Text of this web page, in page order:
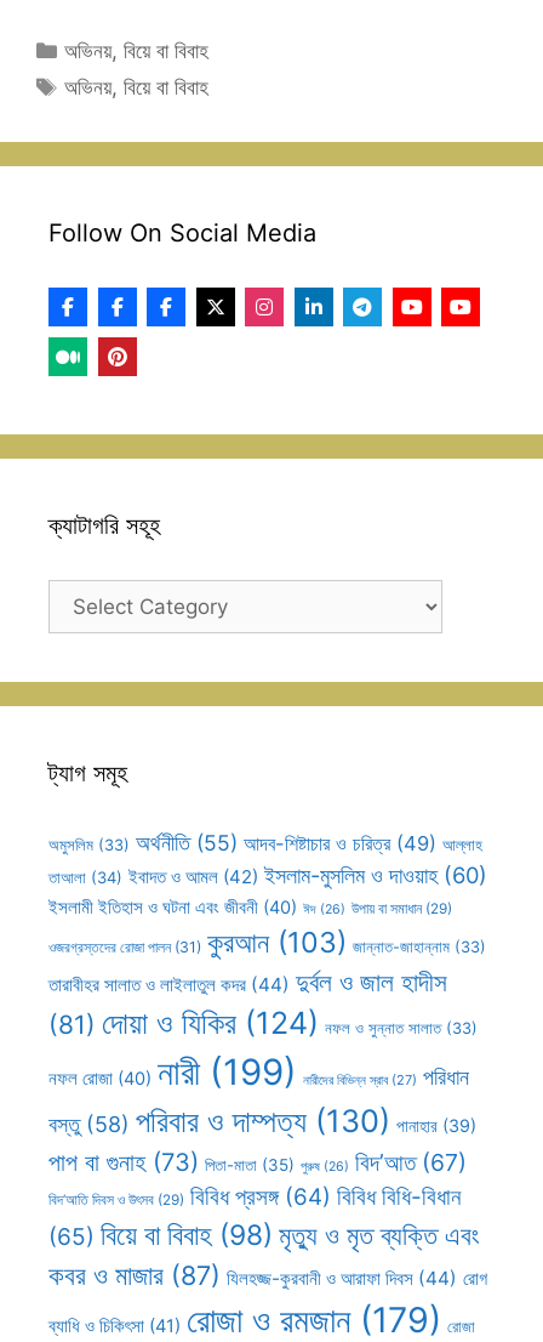
Categories
অভিনয়,বিয়ে বা বিবাহ
Tags
অভিনয়,বিয়ে বা বিবাহ
Follow On Social Media
ক্যাটাগরি সহূহ
ক্যাটাগরি
ট্যাগ সমূহ
অমুসলিম (33) অর্থনীতি(55) আদব-শিষ্টাচার ও চরিত্র(49) আল্লাহ
তাআলা (34) ইবাদত ও আমল (42) ইসলাম-মুসলিম ও দাওয়াহ(60)
ইসলামী ইতিহাস ও ঘটনা এবং জীবনী (40) ঈদ (26) উপায় বা সমাধান(29)
ওজরগ্রস্তদের রোজা পালন(31) কুরআন(103) জান্নাত-জাহান্নাম (33)
তারাবীহর সালাত ও লাইলাতুল কদর (44) দুর্বল ও জাল হাদীস
(81) দোয়া ও যিকির (124) নফল ও সুন্নাত সালাত(33)
নফল রোজা (40) নারী(199) নারীদের বিভিন্ন স্রাব(27) পরিধান
বস্তু(58) পরিবার ও দাম্পত্য (130) পানাহার (39)
পাপ বা গুনাহ(73) পিতা-মাতা (35) পুরুষ (26) বিদ’আত(67)
বিদ’আতি দিবস ও উৎসব (29) বিবিধ প্রসঙ্গ(64) বিবিধ বিধি-বিধান
(65) বিয়ে বা বিবাহ (98) মৃত্যু ও মৃত ব্যক্তি এবং
কবর ও মাজার (87) যিলহজ্জ-কুরবানী ও আরাফা দিবস (44) রোগ
ব্যাধি ও চিকিৎসা (41) রোজা ও রমজান(179) রোজা